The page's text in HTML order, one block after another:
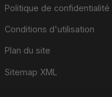
Politique de confidentialité
Conditions d'utilisation
Plan du site
Sitemap XML